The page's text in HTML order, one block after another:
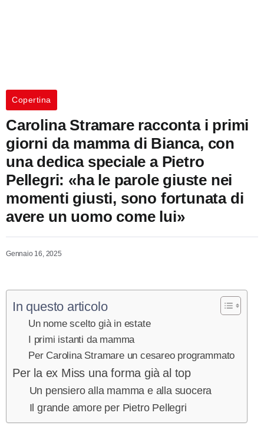
Copertina
Carolina Stramare racconta i primi
giorni da mamma di Bianca, con
una dedica speciale a Pietro
Pellegri: «ha le parole giuste nei
momenti giusti, sono fortunata di
avere un uomo come lui»
Gennaio 16, 2025
In questo articolo
Un nome scelto già in estate
I primi istanti da mamma
Per Carolina Stramare un cesareo programmato
Per la ex Miss una forma già al top
Un pensiero alla mamma e alla suocera
Il grande amore per Pietro Pellegri